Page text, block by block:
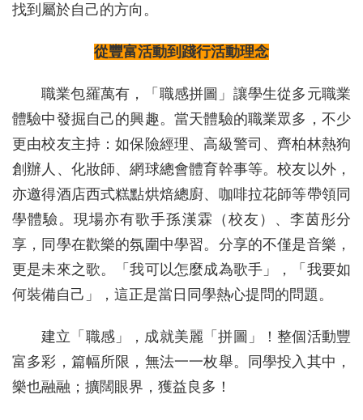
找到屬於自己的方向。
從豐富活動到踐行活動理念
職業包羅萬有，「職感拼圖」讓學生從多元職業
體驗中發掘自己的興趣。當天體驗的職業眾多，不少
更由校友主持：如保險經理、高級警司、齊柏林熱狗
創辦人、化妝師、網球總會體育幹事等。校友以外，
亦邀得酒店西式糕點烘焙總廚、咖啡拉花師等帶領同
學體驗。現場亦有歌手孫漢霖（校友）、李茵彤分
享，同學在歡樂的氛圍中學習。分享的不僅是音樂，
更是未來之歌。「我可以怎麼成為歌手」，「我要如
何裝備自己」，這正是當日同學熱心提問的問題。
建立「職感」，成就美麗「拼圖」！整個活動豐
富多彩，篇幅所限，無法一一枚舉。同學投入其中，
樂也融融；擴闊眼界，獲益良多！